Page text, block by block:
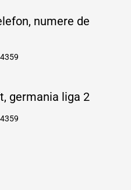
numere de
germania liga 2